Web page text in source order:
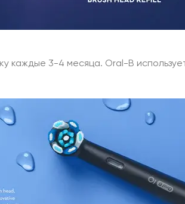
каждые 3-4 месяца. Oral-B